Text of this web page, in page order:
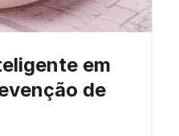
em
de